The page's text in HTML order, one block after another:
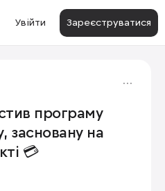
Увійти Зареєструватися
програму
засновану на
💳